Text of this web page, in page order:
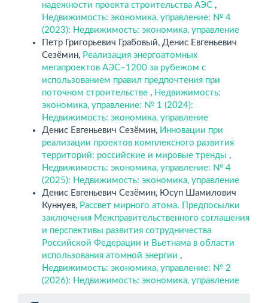
надежности проекта строительства АЭС ,
Недвижимость: экономика, управление: № 4
(2023): Недвижимость: экономика, управление
Петр Григорьевич Грабовый, Денис Евгеньевич
Сезёмин, Реализация энергоатомных
мегапроектов АЭС–1200 за рубежом с
использованием правил предпочтения при
поточном строительстве , Недвижимость:
экономика, управление: № 1 (2024):
Недвижимость: экономика, управление
Денис Евгеньевич Сезёмин, Инновации при
реализации проектов комплексного развития
территорий: российские и мировые тренды ,
Недвижимость: экономика, управление: № 4
(2025): Недвижимость: экономика, управление
Денис Евгеньевич Сезёмин, Юсуп Шамилович
Куннуев, Рассвет мирного атома. Предпосылки
заключения Межправительственного соглашения
и перспективы развития сотрудничества
Российской Федерации и Вьетнама в области
использования атомной энергии ,
Недвижимость: экономика, управление: № 2
(2026): Недвижимость: экономика, управление